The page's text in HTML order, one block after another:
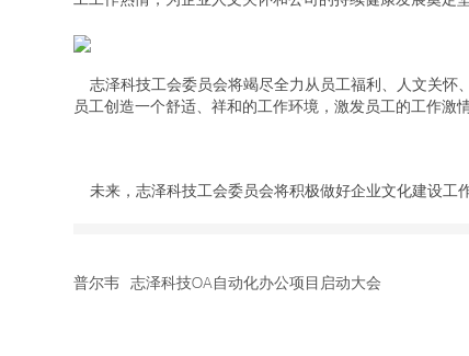
志泽科技工会委员会将竭尽全力从员工福利、人文关怀
员工创造一个舒适、祥和的工作环境，激发员工的工作激
未来，志泽科技工会委员会将积极做好企业文化建设工
普尔韦 志泽科技OA自动化办公项目启动大会